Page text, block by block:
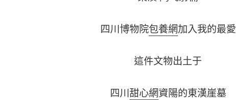
四川博物院包養網加入我的最愛
這件文物出土于
四川甜心網資陽的東漢崖墓